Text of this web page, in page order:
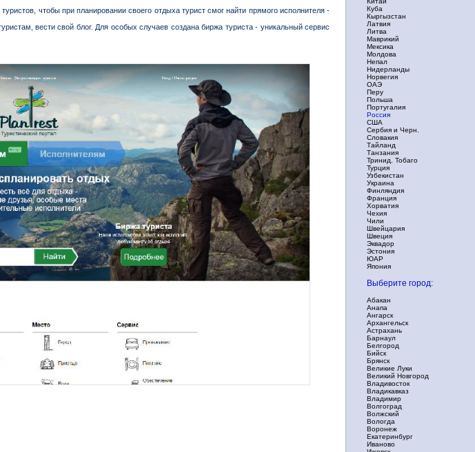
чтобы при планировании своего отдыха турист смог найти прямого исполнителя -
вести свой блог. Для особых случаев создана биржа туриста - уникальный сервис
Куба
Кыргызстан
Латвия
Литва
Маврикий
Мексика
Молдова
Непал
Нидерланды
Норвегия
ОАЭ
Перу
Польша
Португалия
Россия
США
Сербия и Черн.
Словакия
Тайланд
Танзания
Тринид. Тобаго
Турция
Узбекистан
Украина
Финляндия
Франция
Хорватия
Чехия
Чили
Швейцария
Швеция
Эквадор
Эстония
ЮАР
Япония
Выберите город:
Абакан
Анапа
Ангарск
Архангельск
Астрахань
Барнаул
Белгород
Бийск
Брянск
Великие Луки
Великий Новгород
Владивосток
Владикавказ
Владимир
Волгоград
Волжский
Вологда
Воронеж
Екатеринбург
Иваново